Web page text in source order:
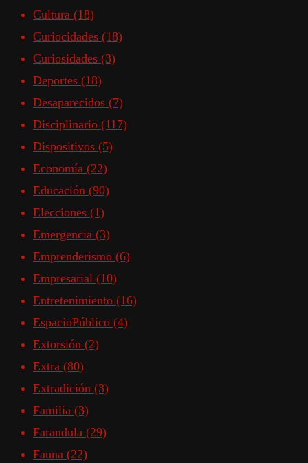
Cultura (18)
Curiocidades (18)
Curiosidades (3)
Deportes (18)
Desaparecidos (7)
Disciplinario (117)
Dispositivos (5)
Economía (22)
Educación (90)
Elecciones (1)
Emergencia (3)
Emprenderismo (6)
Empresarial (10)
Entretenimiento (16)
EspacioPúblico (4)
Extorsión (2)
Extra (80)
Extradición (3)
Familia (3)
Farandula (29)
Fauna (22)